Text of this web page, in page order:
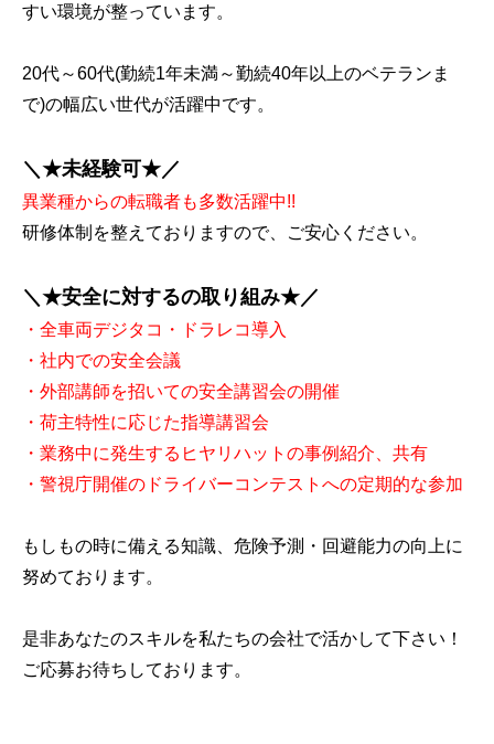
すい環境が整っています。
20代～60代(勤続1年未満～勤続40年以上のベテランま
で)の幅広い世代が活躍中です。
＼★未経験可★／
異業種からの転職者も多数活躍中!!
研修体制を整えておりますので、ご安心ください。
＼★安全に対するの取り組み★／
・全車両デジタコ・ドラレコ導入
・社内での安全会議
・外部講師を招いての安全講習会の開催
・荷主特性に応じた指導講習会
・業務中に発生するヒヤリハットの事例紹介、共有
・警視庁開催のドライバーコンテストへの定期的な参加
もしもの時に備える知識、危険予測・回避能力の向上に
努めております。
是非あなたのスキルを私たちの会社で活かして下さい！
ご応募お待ちしております。